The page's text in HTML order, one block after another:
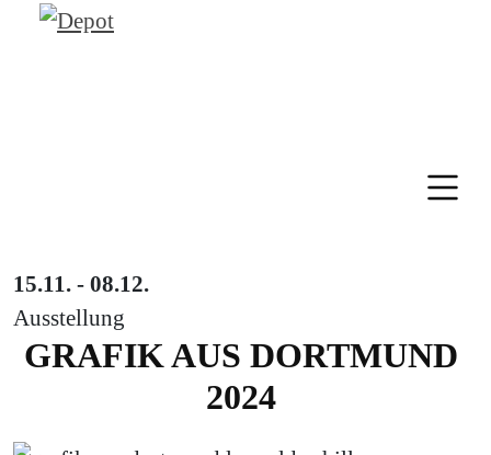
15.11. - 08.12.
Ausstellung
GRAFIK AUS DORTMUND
2024